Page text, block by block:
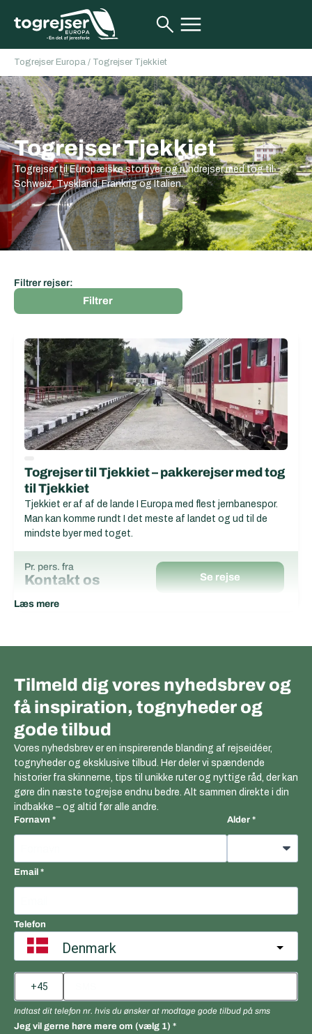
Togrejser Europa / Togrejser Tjekkiet
Togrejser Tjekkiet
Togrejser til Europæiske storbyer og rundrejser med tog til
Schweiz, Tyskland, Frankrig og Italien.
Filtrer rejser:
Filtrer
Togrejser til Tjekkiet – pakkerejser med tog
til Tjekkiet
Tjekkiet er af af de lande I Europa med flest jernbanespor.
Man kan komme rundt I det meste af landet og ud til de
mindste byer med toget.
Pr. pers. fra
Kontakt os Se rejse
Læs mere
Tilmeld dig vores nyhedsbrev og
få inspiration, tognyheder og
gode tilbud
Vores nyhedsbrev er en inspirerende blanding af rejseidéer,
tognyheder og eksklusive tilbud. Her deler vi spændende
historier fra skinnerne, tips til unikke ruter og nyttige råd, der kan
gøre din næste togrejse endnu bedre. Alt sammen direkte i din
indbakke – og altid før alle andre.
Fornavn Alder
Email
Telefon
Denmark
Indtast dit telefon nr. hvis du ønsker at modtage gode tilbud på sms
Jeg vil gerne høre mere om (vælg 1)